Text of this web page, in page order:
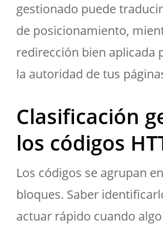
gestionado puede
de posicionamiento,
redirección bien aplicada
la autoridad de tus
Clasificación
los códigos
Los códigos se agrupan
bloques. Saber
actuar rápido cuando